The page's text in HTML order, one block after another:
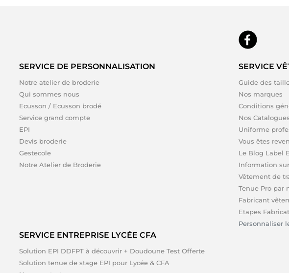
SERVICE DE PERSONNALISATION
Notre atelier de broderie
Qui sommes nous
Ecusson / Ecusson brodé
Service grand compte
EPI
Devis broderie
Gestecole
Notre Atelier de Broderie
SERVICE
Guide des
Nos marques
Conditions
Nos
Uniforme
Vous êtes
Le Blog Label
Information
Vêtement de
Tenue Pro par
Fabricant
Etapes
Personnaliser
SERVICE ENTREPRISE LYCÉE CFA
Solution EPI DDFPT à découvrir + Doudoune Test Offerte
Solution tenue de stage EPI pour Lycée & CFA